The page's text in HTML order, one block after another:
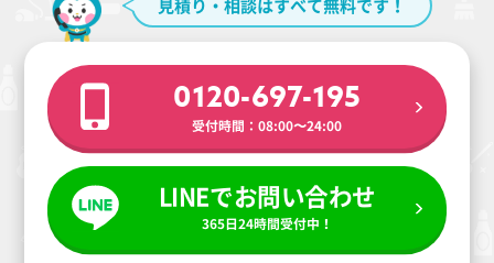
0120-697-195
受付時間：08:00〜24:00
LINEでお問い合わせ
365日24時間受付中！